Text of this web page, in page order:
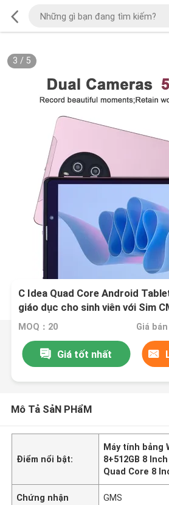
3 / 5
C Idea Quad Core Android
giáo dục cho sinh viên với Sim
MOQ：20 Giá
Giá tốt nhất
Mô Tả SảN PHẩM
Điểm nổi bật:
Máy tính bảng
8+512GB 8
Quad Core 8
Chứng nhận GMS